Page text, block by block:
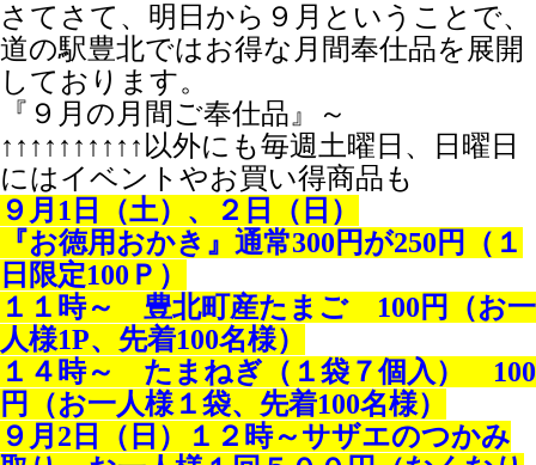
さてさて、明日から９月ということで、
道の駅豊北ではお得な月間奉仕品を展開
しております。
『９月の月間ご奉仕品』～
↑↑↑↑↑↑↑↑↑↑以外にも毎週土曜日、日曜日
にはイベントやお買い得商品も
９月1日（土）、２日（日）
『お徳用おかき』通常300円が250円（１
日限定100Ｐ）
１１時～ 豊北町産たまご 100円（お一
人様1P、先着100名様）
１４時～ たまねぎ（１袋７個入） 100
円（お一人様１袋、先着100名様）
９月2日（日）１２時～サザエのつかみ